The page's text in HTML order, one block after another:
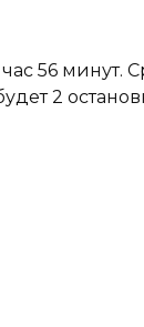
час 56 минут.
2